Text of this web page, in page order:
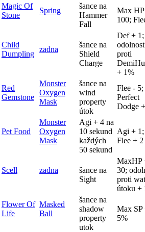
Magic Of
Stone
Spring
šance na
Hammer
Fall
Max
100;
Child
Dumpling
zadna
šance na
Shield
Charge
Def + 1;
odolnost
proti
+ 1%
Red
Gemstone
Monster
Oxygen
Mask
šance na
wind
property
útok
Flee - 5;
Perfect
Dodge
Pet Food
Monster
Oxygen
Mask
Agi + 4 na
10 sekund
každých
50 sekund
Agi + 1;
Flee + 2
Scell zadna
šance na
Sight
MaxHP
30;
proti
útoku +
Flower Of
Life
Masked
Ball
šance na
shadow
property
utok
Max SP
5%